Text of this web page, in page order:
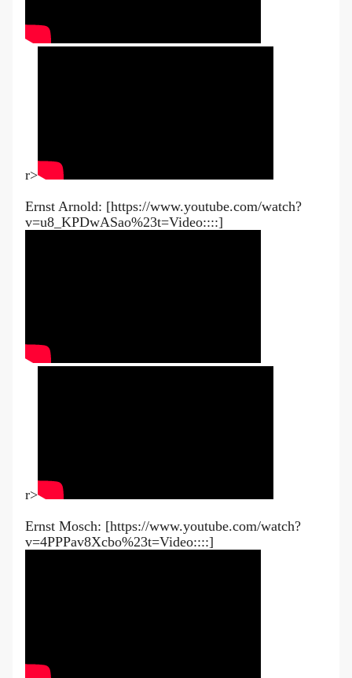
r>
Ernst Arnold: [https://www.youtube.com/watch?
v=u8_KPDwASao%23t=Video::::]
r>
Ernst Mosch: [https://www.youtube.com/watch?
v=4PPPav8Xcbo%23t=Video::::]